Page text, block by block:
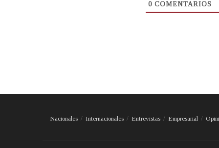
0 COMENTARIOS
Nacionales Internacionales Entrevistas Empresarial